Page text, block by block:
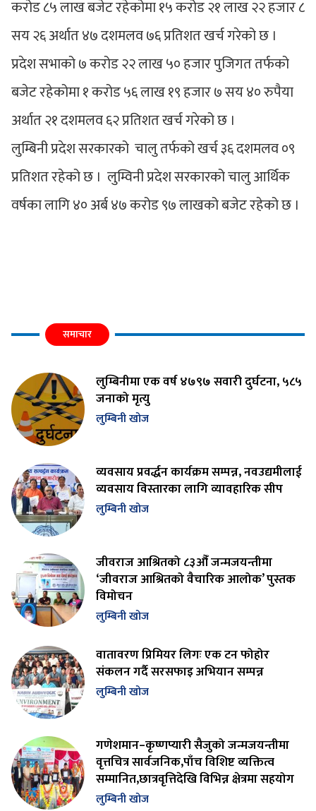
करोड ८५ लाख बजेट रहेकोमा १५ करोड २१ लाख २२ हजार ८
सय २६ अर्थात ४७ दशमलव ७६ प्रतिशत खर्च गरेको छ ।
प्रदेश सभाको ७ करोड २२ लाख ५० हजार पुजिगत तर्फको
बजेट रहेकोमा १ करोड ५६ लाख १९ हजार ७ सय ४० रुपैया
अर्थात २१ दशमलव ६२ प्रतिशत खर्च गरेको छ ।
लुम्बिनी प्रदेश सरकारको चालु तर्फको खर्च ३६ दशमलव ०९
प्रतिशत रहेको छ । लुम्विनी प्रदेश सरकारको चालु आर्थिक
वर्षका लागि ४० अर्ब ४७ करोड ९७ लाखको बजेट रहेको छ ।
समाचार
लुम्बिनीमा एक वर्ष ४७९७ सवारी दुर्घटना, ५८५
जनाको मृत्यु
लुम्बिनी खोज
व्यवसाय प्रवर्द्धन कार्यक्रम सम्पन्न, नवउद्यमीलाई
व्यवसाय विस्तारका लागि व्यावहारिक सीप
लुम्बिनी खोज
जीवराज आश्रितको ८३औँ जन्मजयन्तीमा
‘जीवराज आश्रितको वैचारिक आलोक’ पुस्तक
विमोचन
लुम्बिनी खोज
वातावरण प्रिमियर लिगः एक टन फोहोर
संकलन गर्दै सरसफाइ अभियान सम्पन्न
लुम्बिनी खोज
गणेशमान–कृष्णप्यारी सैजुको जन्मजयन्तीमा
वृत्तचित्र सार्वजनिक,पाँच विशिष्ट व्यक्तित्व
सम्मानित,छात्रवृत्तिदेखि विभिन्न क्षेत्रमा सहयोग
लुम्बिनी खोज